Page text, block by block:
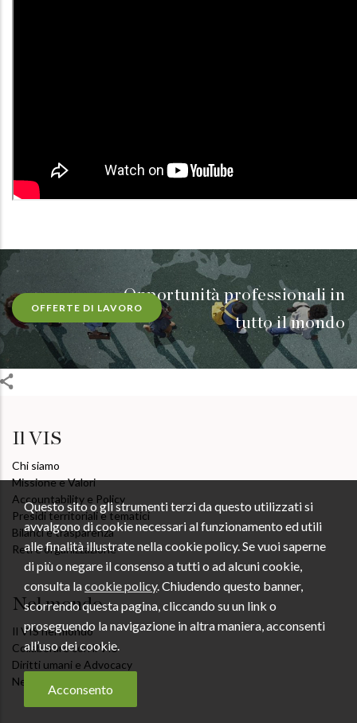
Opportunità professionali in
tutto il mondo
OFFERTE DI LAVORO
Il VIS
Chi siamo
Missione e Valori
Accountability e Policy
Presidi territoriali e tematici
Bilanci e trasparenza
Reti e organizzazione
Nel mondo
Il VIS nel mondo
Collaborare con il VIS
Diritti umani e Advocacy
News dal Campo
Questo sito o gli strumenti terzi da questo utilizzati si
avvalgono di cookie necessari al funzionamento ed utili
alle finalità illustrate nella cookie policy. Se vuoi saperne
di più o negare il consenso a tutti o ad alcuni cookie,
consulta lacookie policy. Chiudendo questo banner,
scorrendo questa pagina, cliccando su un link o
proseguendo la navigazione in altra maniera, acconsenti
all’uso dei cookie.
Acconsento